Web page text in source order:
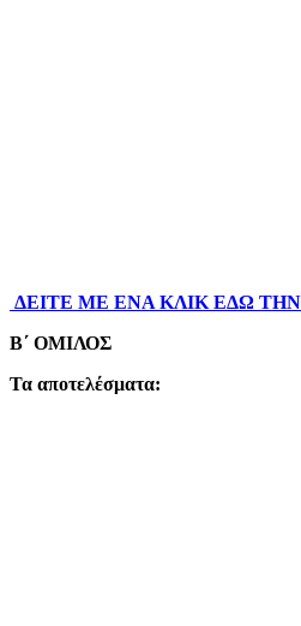
ΔΕΙΤΕ ΜΕ ΕΝΑ ΚΛΙΚ ΕΔΩ
Β΄ ΟΜΙΛΟΣ
Τα αποτελέσματα: